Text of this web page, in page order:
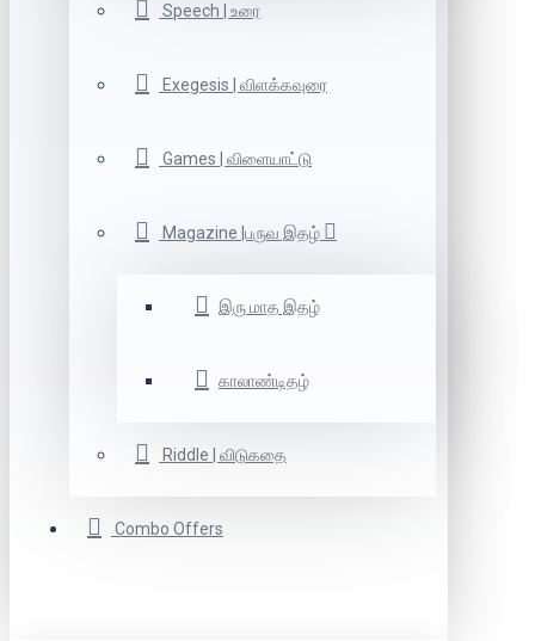
Speech | உரை
Exegesis | விளக்கவுரை
Games | விளையாட்டு
Magazine |பருவ இதழ்
இரு மாத இதழ்
காலாண்டிதழ்
Riddle | விடுகதை
Combo Offers